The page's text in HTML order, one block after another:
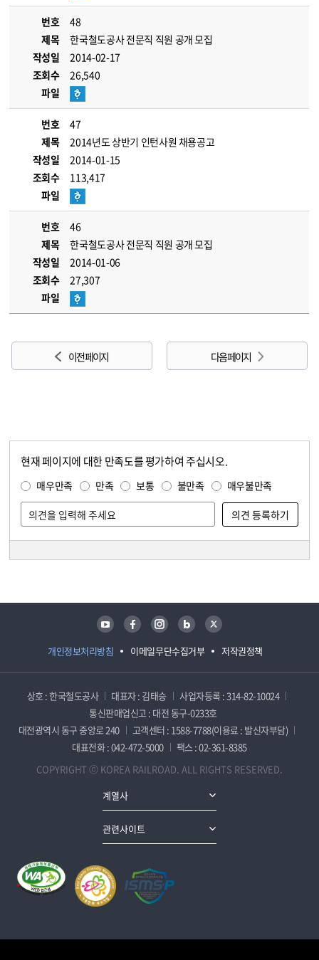
번호
48
제목
한국철도공사 전문직 직원 공개 모집
작성일
2014-02-17
조회수
26,540
파일
번호
47
제목
2014년도 상반기 인턴사원 채용공고
작성일
2014-01-15
조회수
113,417
파일
번호
46
제목
한국철도공사 전문직 직원 공개 모집
작성일
2014-01-06
조회수
27,307
파일
이전 페이지 다음 페이지
현재 페이지에 대한 만족도를 평가하여 주십시오.
매우만족 만족 보통 불만족 매우불만족
개인정보처리방침 이메일무단수집거부 저작권정책
유튜브 페이스북 인스타그램 블로그 트위터
상호 : 한국철도공사 대표자 : 김태승
사업자등록 : 314-82-10024
통신판매업신고 : 대전 동구-0233호
대전광역시 동구 중앙로 240
고객센터 : 1588-7788(이용료 : 발신자부담)
대표전화 : 042-472-5000
팩스 : 02-361-8385
COPYRIGHT ⓒ KOREA RAILROAD. ALL RIGHTS RESERVED.
계열사
관련사이트